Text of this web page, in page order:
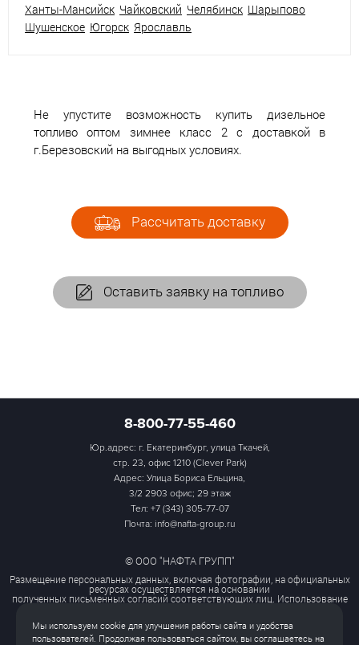
Ханты-Мансийск Чайковский Челябинск Шарыпово
Шушенское Югорск Ярославль
Не упустите возможность купить дизельное
топливо оптом зимнее класс 2 с доставкой в
г.Березовский на выгодных условиях.
Рассчитать доставку
Оставить заявку на топливо
8-800-77-55-460
Юр.адрес: г. Екатеринбург, улица Ткачей,
стр. 23, офис 1210 (Clever Park)
Адрес: Улица Бориса Ельцина,
3/2 2903 офис; 29 этаж
Тел: +7 (343) 305-77-07
Почта: info@nafta-group.ru
© ООО "НАФТА ГРУПП"
Размещение персональных данных, включая фотографии, на официальных
ресурсах осуществляется на основании
полученных письменных согласий соответствующих лиц. Использование
Политика обработки персональных данных
Мы используем cookie для улучшения работы сайта и удобства
пользователей. Продолжая пользоваться сайтом, вы соглашаетесь на